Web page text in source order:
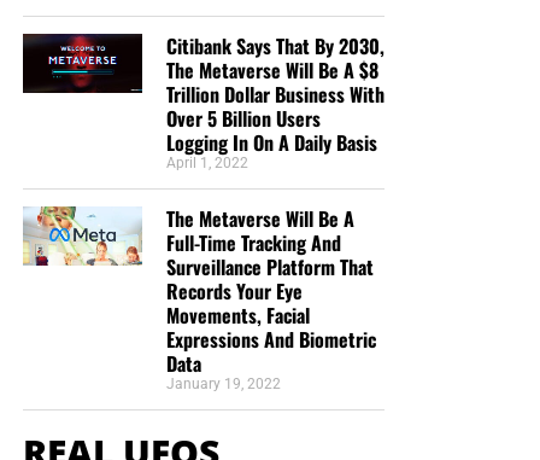
Citibank Says That By 2030,
The Metaverse Will Be A $8
Trillion Dollar Business With
Over 5 Billion Users
Logging In On A Daily Basis
April 1, 2022
The Metaverse Will Be A
Full-Time Tracking And
Surveillance Platform That
Records Your Eye
Movements, Facial
Expressions And Biometric
Data
January 19, 2022